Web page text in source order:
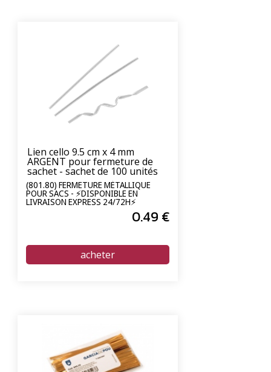
Lien cello 9.5 cm x 4 mm
ARGENT pour fermeture de
sachet - sachet de 100 unités
(801.80) FERMETURE MÉTALLIQUE
POUR SACS - ⚡DISPONIBLE EN
LIVRAISON EXPRESS 24/72H⚡
0.49 €